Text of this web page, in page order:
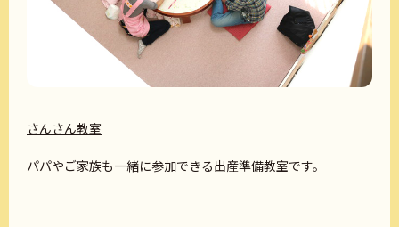
さんさん教室
パパやご家族も一緒に参加できる出産準備教室です。